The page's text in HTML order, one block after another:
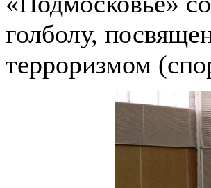
голболу,
терроризмом